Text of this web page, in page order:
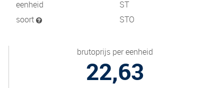
eenheid
ST
soort
STO
brutoprijs per eenheid
22,63